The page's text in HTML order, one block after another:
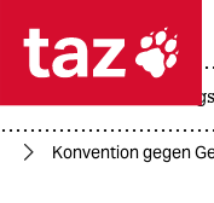
 taz
Konvention gegen